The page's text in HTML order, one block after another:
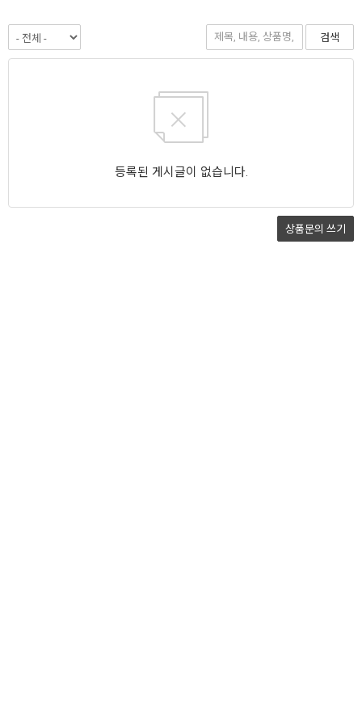
검색
등록된 게시글이 없습니다.
상품문의 쓰기